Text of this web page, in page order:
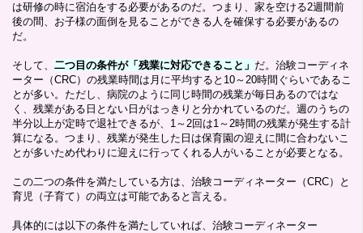
は研修の時に宿泊をする必要があるのだ。つまり、家を空ける2週間前
後の間、お子様の面倒を見ることができる人を確保する必要があるの
だ。
そして、 二つ目の条件が「残業に対応できること」 だ。治験コーディネ
ーター（CRC）の残業時間は月に平均すると10～20時間ぐらいであるこ
とが多い。ただし、病院のように同じ時間の残業が毎日あるのではな
く、残業がある日とない日がはっきりと分かれているのだ。週のうちの
半分以上が定時で退社できるが、1～2回は1～2時間の残業が発生する計
算になる。つまり、残業が発生した日は保育園の迎えに間に合わないこ
とが多いため代わりに迎えに行ってくれる人がいることが必要となる。
この二つの条件を満たしている方は、治験コーディネーター（CRC）と
育児（子育て）の両立は可能であると言える。
具体的には以下の条件を満たしていれば、治験コーディネーター